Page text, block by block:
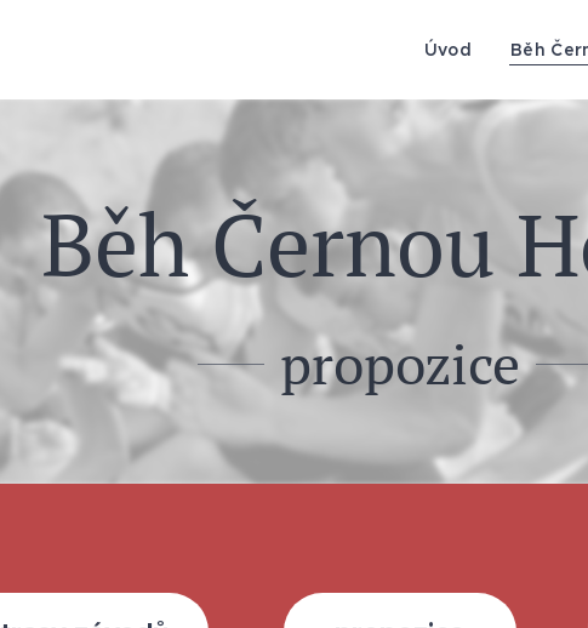
Úvod Běh
Běh Černou
propozice